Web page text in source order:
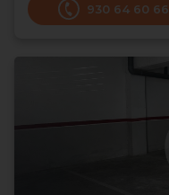
930 64 60 66